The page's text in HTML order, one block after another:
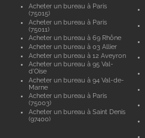
Acheter un bureau à Paris
(75015)
Acheter un bureau à Paris
(75011)
Acheter un bureau à 69 Rhône
Acheter un bureau à 03 Allier
Acheter un bureau à 12 Aveyron
Acheter un bureau à 95 Val-
d'Oise
Acheter un bureau à 94 Val-de-
Marne
Acheter un bureau à Paris
(75003)
Acheter un bureau à Saint Denis
(97400)